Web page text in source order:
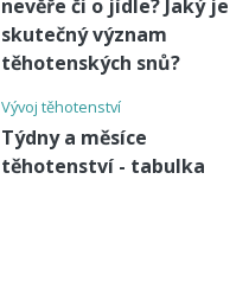
nevěře či o jídle? Jaký je
skutečný význam
těhotenských snů?
Vývoj těhotenství
Týdny a měsíce
těhotenství - tabulka